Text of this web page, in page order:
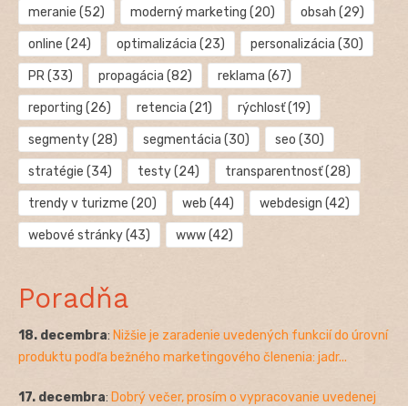
meranie (52) moderný marketing (20) obsah (29)
online (24) optimalizácia (23) personalizácia (30)
PR(33) propagácia (82) reklama (67)
reporting (26) retencia (21) rýchlosť(19)
segmenty(28) segmentácia (30) seo (30)
stratégie (34) testy(24) transparentnosť(28)
trendy v turizme (20) web (44) webdesign (42)
webové stránky(43) www(42)
Poradňa
18. decembra: Nižšie je zaradenie uvedených funkcií do úrovní
produktu podľa bežného marketingového členenia: jadr...
17. decembra: Dobrý večer, prosím o vypracovanie uvedenej